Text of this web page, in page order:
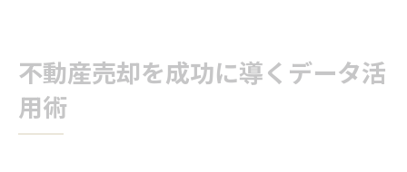
不動産売却を成功に導くデータ活
用術